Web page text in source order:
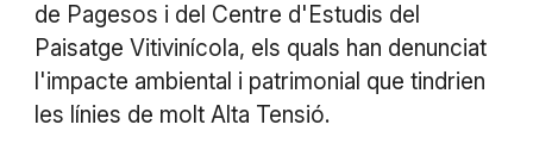
de Pagesos i del Centre d'Estudis del
Paisatge Vitivinícola, els quals han denunciat
l'impacte ambiental i patrimonial que tindrien
les línies de molt Alta Tensió.